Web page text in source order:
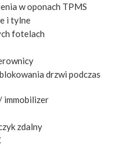
w oponach TPMS
i tylne
fotelach
drzwi podczas
immobilizer
zdalny